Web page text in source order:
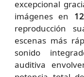
excepcional
imágenes en
reproducción
escenas más
sonido
auditiva